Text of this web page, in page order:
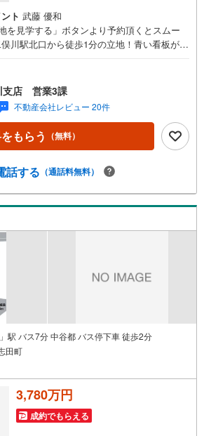
ト 武藤 優和
を見学する」ボタンより予約頂くとスムー
川駅北口から徒歩1分の立地！青い看板が目
子様にも退屈せずにお過ごし頂けます。■
業効率のUP化オウチ時間で人生を豊かにす
OFFを切り替えて、家族との時間も増えて幸
！■ 住宅ローンのご相談承ります。■住まい
リングも大切です。現地の空気や雰囲気を感
う。営業スタッフまでお問合せくださいま
まい選びはフィーリングも大切です。現地の
のこだわりを聞かせてください！■ ご来店
料提携駐車場ございます。詳しくは営業ス
合せくださいませ！■周辺の教育施設やスー
ストア等の情報、災害情報等がわかる「物
渡します■他の物件と併せてご案内もOK-ご
から無料送迎もOK-当日見学もOKです！
支店 営業3課
不動産会社レビュー 20件
もらう （無料）
話する （通話料無料）
駅 バス7分 中谷都 バス停下車 徒歩2分
田町
3,780万円
成約でもらえる